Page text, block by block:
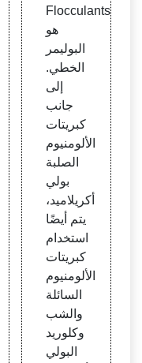
Flocculants
هو
البوليمر
الخطي.
إلى
جانب
كبريتات
الألومنيوم
الصلبة
بولي
أكريلاميد،
يتم أيضًا
استخدام
كبريتات
الألومنيوم
السائلة
والشب
وكلوريد
البولي